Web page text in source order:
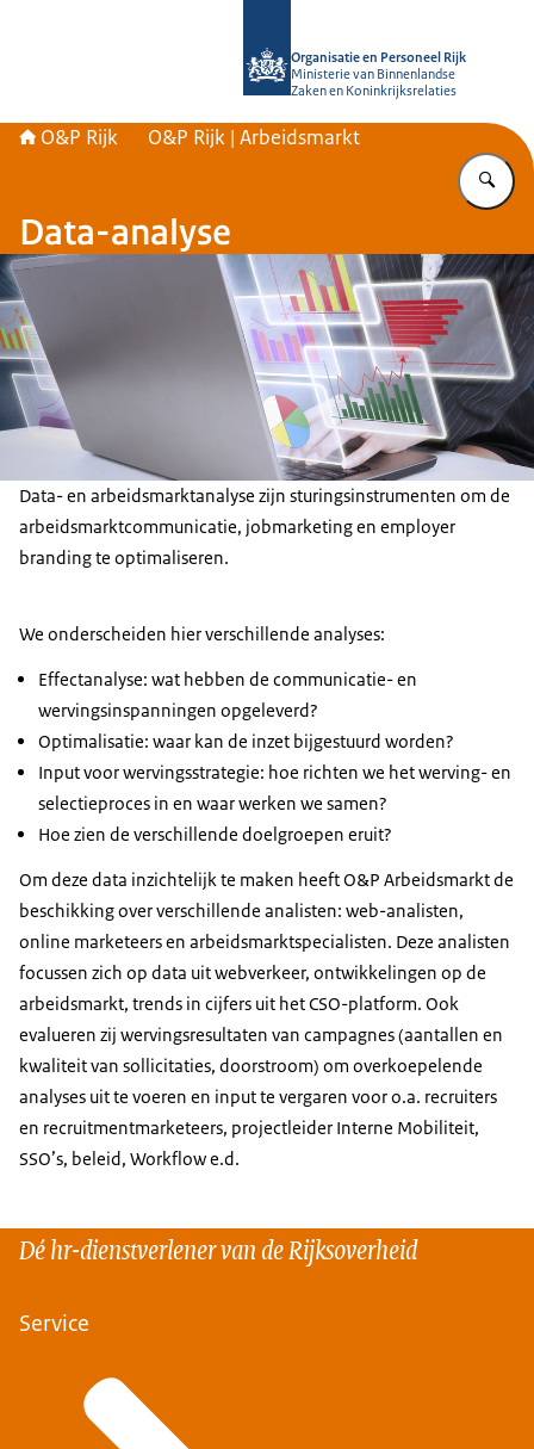
Organisatie en Personeel Rijk
Ministerie van Binnenlandse
Zaken en Koninkrijksrelaties
O&P Rijk O&P Rijk | Arbeidsmarkt
Data-analyse
Data- en arbeidsmarktanalyse zijn sturingsinstrumenten om de
arbeidsmarktcommunicatie, jobmarketing en employer
branding te optimaliseren.
We onderscheiden hier verschillende analyses:
Effectanalyse: wat hebben de communicatie- en
wervingsinspanningen opgeleverd?
Optimalisatie: waar kan de inzet bijgestuurd worden?
Input voor wervingsstrategie: hoe richten we het werving- en
selectieproces in en waar werken we samen?
Hoe zien de verschillende doelgroepen eruit?
Om deze data inzichtelijk te maken heeft O&P Arbeidsmarkt de
beschikking over verschillende analisten: web-analisten,
online marketeers en arbeidsmarktspecialisten. Deze analisten
focussen zich op data uit webverkeer, ontwikkelingen op de
arbeidsmarkt, trends in cijfers uit het CSO-platform. Ook
evalueren zij wervingsresultaten van campagnes (aantallen en
kwaliteit van sollicitaties, doorstroom) om overkoepelende
analyses uit te voeren en input te vergaren voor o.a. recruiters
en recruitmentmarketeers, projectleider Interne Mobiliteit,
SSO’s, beleid, Workflow e.d.
Dé hr-dienstverlener van de Rijksoverheid
Service